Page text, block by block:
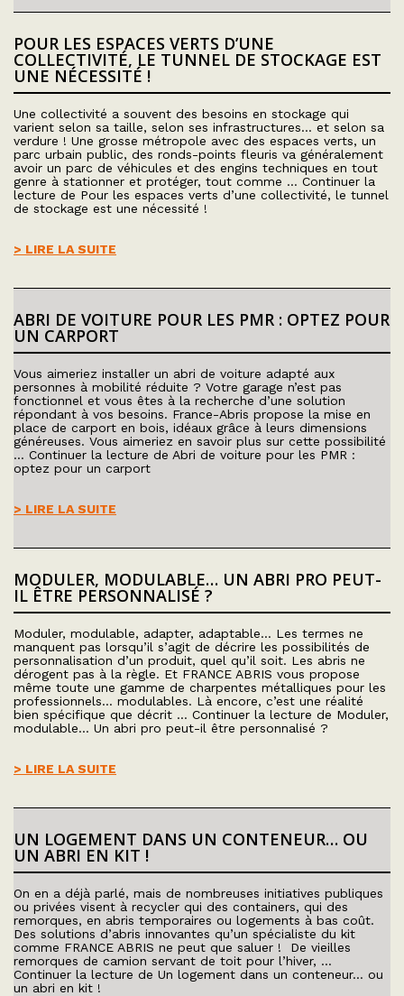
POUR LES ESPACES VERTS D’UNE
COLLECTIVITÉ, LE TUNNEL DE STOCKAGE EST
UNE NÉCESSITÉ !
Une collectivité a souvent des besoins en stockage qui
varient selon sa taille, selon ses infrastructures… et selon sa
verdure ! Une grosse métropole avec des espaces verts, un
parc urbain public, des ronds-points fleuris va généralement
avoir un parc de véhicules et des engins techniques en tout
genre à stationner et protéger, tout comme … Continuer la
lecture de Pour les espaces verts d’une collectivité, le tunnel
de stockage est une nécessité !
> LIRE LA SUITE
ABRI DE VOITURE POUR LES PMR : OPTEZ POUR
UN CARPORT
Vous aimeriez installer un abri de voiture adapté aux
personnes à mobilité réduite ? Votre garage n’est pas
fonctionnel et vous êtes à la recherche d’une solution
répondant à vos besoins. France-Abris propose la mise en
place de carport en bois, idéaux grâce à leurs dimensions
généreuses. Vous aimeriez en savoir plus sur cette possibilité
… Continuer la lecture de Abri de voiture pour les PMR :
optez pour un carport
> LIRE LA SUITE
MODULER, MODULABLE… UN ABRI PRO PEUT-
IL ÊTRE PERSONNALISÉ ?
Moduler, modulable, adapter, adaptable… Les termes ne
manquent pas lorsqu’il s’agit de décrire les possibilités de
personnalisation d’un produit, quel qu’il soit. Les abris ne
dérogent pas à la règle. Et FRANCE ABRIS vous propose
même toute une gamme de charpentes métalliques pour les
professionnels… modulables. Là encore, c’est une réalité
bien spécifique que décrit … Continuer la lecture de Moduler,
modulable… Un abri pro peut-il être personnalisé ?
> LIRE LA SUITE
UN LOGEMENT DANS UN CONTENEUR… OU
UN ABRI EN KIT !
On en a déjà parlé, mais de nombreuses initiatives publiques
ou privées visent à recycler qui des containers, qui des
remorques, en abris temporaires ou logements à bas coût.
Des solutions d’abris innovantes qu’un spécialiste du kit
comme FRANCE ABRIS ne peut que saluer ! De vieilles
remorques de camion servant de toit pour l’hiver, …
Continuer la lecture de Un logement dans un conteneur… ou
un abri en kit !